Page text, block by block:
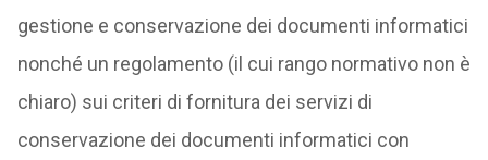
gestione e conservazione dei documenti informatici
nonché un regolamento (il cui rango normativo non è
chiaro) sui criteri di fornitura dei servizi di
conservazione dei documenti informatici con